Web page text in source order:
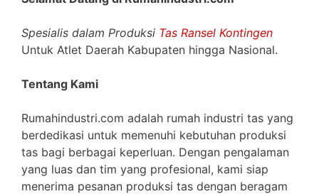
Spesialis dalam Produksi Tas Ransel Kontingen
Untuk Atlet Daerah Kabupaten hingga Nasional.
Tentang Kami
Rumahindustri.com adalah rumah industri tas yang
berdedikasi untuk memenuhi kebutuhan produksi
tas bagi berbagai keperluan. Dengan pengalaman
yang luas dan tim yang profesional, kami siap
menerima pesanan produksi tas dengan beragam